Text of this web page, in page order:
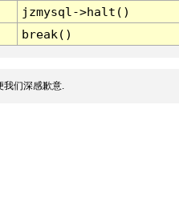
jzmysql->halt()
break()
我们深感歉意.